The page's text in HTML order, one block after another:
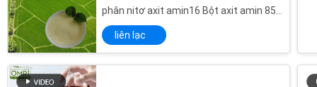
phân nitơ axit amin16 Bột axit amin 85%
Nông nghiệp
liên lạc